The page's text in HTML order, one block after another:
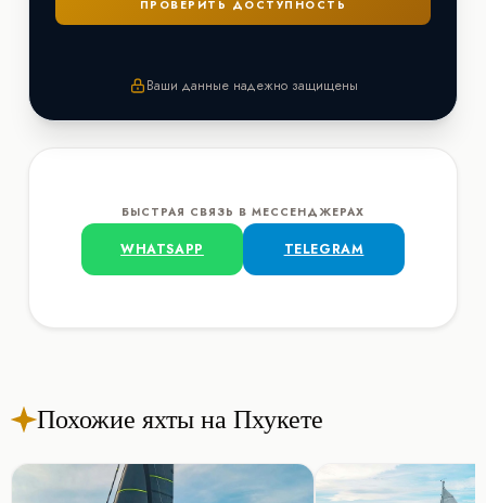
Ваши данные надежно защищены
БЫСТРАЯ СВЯЗЬ В МЕССЕНДЖЕРАХ
WHATSAPP TELEGRAM
Похожие яхты на Пхукете